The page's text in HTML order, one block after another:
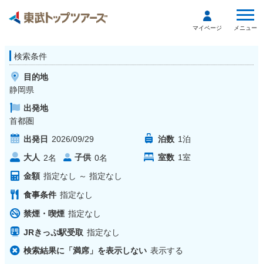
マイページ メニュー
検索条件
目的地
静岡県
出発地
首都圏
出発日 2026/09/29 泊数 1泊
大人 2名 子供 0名 室数 1室
金額 指定なし ～ 指定なし
食事条件 指定なし
禁煙・喫煙 指定なし
JRきっぷ駅受取 指定なし
検索結果に「満席」を表示しない 表示する